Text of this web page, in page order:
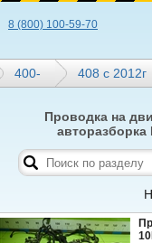
8 (800) 100-59-70
400- 408 с 2012г
Проводка на
авторазборка